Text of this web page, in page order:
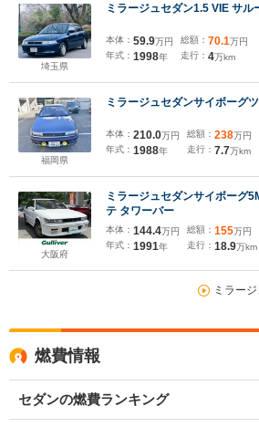
埼玉県
ミラージュセダン1.5 VIE サル
本体： 59.9万円
年式： 1998年
総額： 70.1万円
走行： 4万km
福岡県
ミラージュセダンサイボーグ
本体： 210.0万円
年式： 1988年
総額： 238万円
走行： 7.7万km
大阪府
ミラージュセダンサイボーグ
テ タワーバー
本体： 144.4万円
年式： 1991年
総額： 155万円
走行： 18.9万km
ミラー
燃費情報
セダンの燃費ランキング